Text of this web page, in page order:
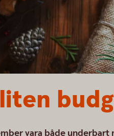
vara både underbart